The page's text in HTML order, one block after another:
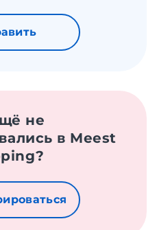
не
в Meest